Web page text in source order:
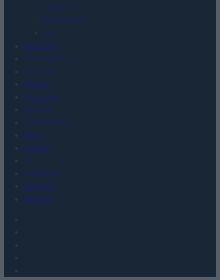
TABLETY
WEARABLE
TV
Recenzje
Porównania
Co kupić
Porady
Promocje
FinTech
Hardware PC
Moto
Gaming
AI
Redakcja
Reklama
Kontakt